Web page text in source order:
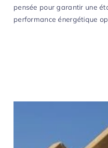
pensée pour garantir une
performance énergétique